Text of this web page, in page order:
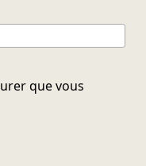
que vous